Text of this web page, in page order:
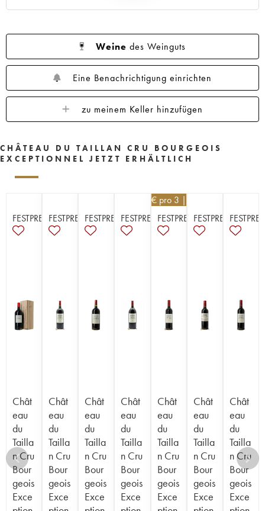
Weine des Weinguts
Eine Benachrichtigung einrichten
zu meinem Keller hinzufügen
CHÂTEAU DU TAILLAN CRU BOURGEOIS
EXCEPTIONNEL JETZT ERHÄLTLICH
FESTPREISE
Chât
eau
du
Tailla
n Cru
Bour
geois
Exce
FESTPREISE
Chât
eau
du
Tailla
n Cru
Bour
geois
Exce
FESTPREISE
Chât
eau
du
Tailla
n Cru
Bour
geois
Exce
FESTPREISE
Chât
eau
du
Tailla
n Cru
Bour
geois
Exce
16,20€ pro 3 | -10%
FESTPREISE
Chât
eau
du
Tailla
n Cru
Bour
geois
Exce
FESTPREISE
Chât
eau
du
Tailla
n Cru
Bour
geois
Exce
Chât
eau
du
Tailla
n Cru
Bour
geois
Exce